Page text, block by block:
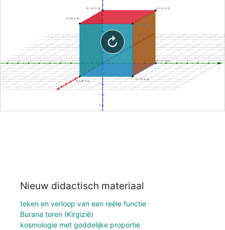
Nieuw didactisch materiaal
teken en verloop van een reële functie
Burana toren (Kirgizië)
kosmologie met goddelijke proportie